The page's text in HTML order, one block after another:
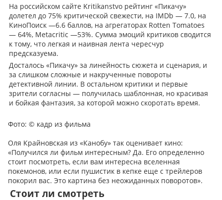
На российском сайте Kritikanstvo рейтинг «Пикачу»
долетел до 75% критической свежести, на IMDb — 7.0, на
КиноПоиск —6.6 баллов, на агрегаторах Rotten Tomatoes
— 64%, Metacritic —53%. Сумма эмоций критиков сводится
к тому, что легкая и наивная лента чересчур
предсказуема.
Досталось «Пикачу» за линейность сюжета и сценария, и
за слишком сложные и накрученные повороты
детективной линии. В остальном критики и первые
зрители согласны — получилась шаблонная, но красивая
и бойкая фантазия, за которой можно скоротать время.
Фото: © кадр из фильма
Оля Крайновская из «Канобу» так оценивает кино:
«Получился ли фильм интересным? Да. Его определенно
стоит посмотреть, если вам интересна вселенная
покемонов, или если пушистик в кепке еще с трейлеров
покорил вас. Это картина без неожиданных поворотов».
Стоит ли смотреть